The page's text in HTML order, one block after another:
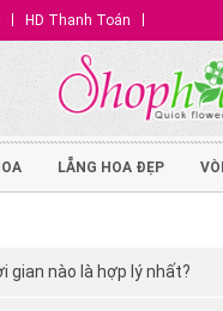
HD Thanh Toán
LẴNG HOA ĐẸP
gian nào là hợp lý nhất?